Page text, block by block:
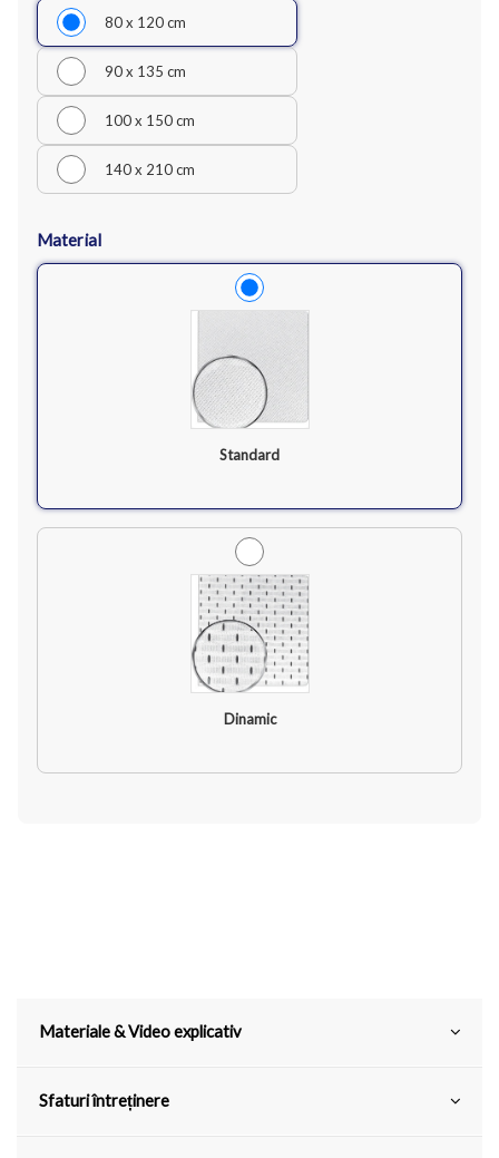
80 x 120 cm
90 x 135 cm
100 x 150 cm
140 x 210 cm
Material
Standard
Dinamic
Materiale & Video explicativ
Sfaturi întreținere